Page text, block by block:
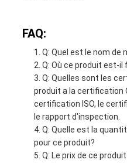
FAQ:
Q: Quel est le nom de
Q: Où ce produit est-il
Q: Quelles sont les
produit a la certification
certification ISO, le
le rapport d'inspection.
Q: Quelle est la
pour ce produit?
Q: Le prix de ce